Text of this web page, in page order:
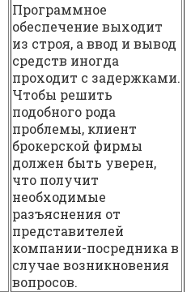
Программное
обеспечение выходит
из строя, а ввод и вывод
средств иногда
проходит с задержками.
Чтобы решить
подобного рода
проблемы, клиент
брокерской фирмы
должен быть уверен,
что получит
необходимые
разъяснения от
представителей
компании-посредника в
случае возникновения
вопросов.